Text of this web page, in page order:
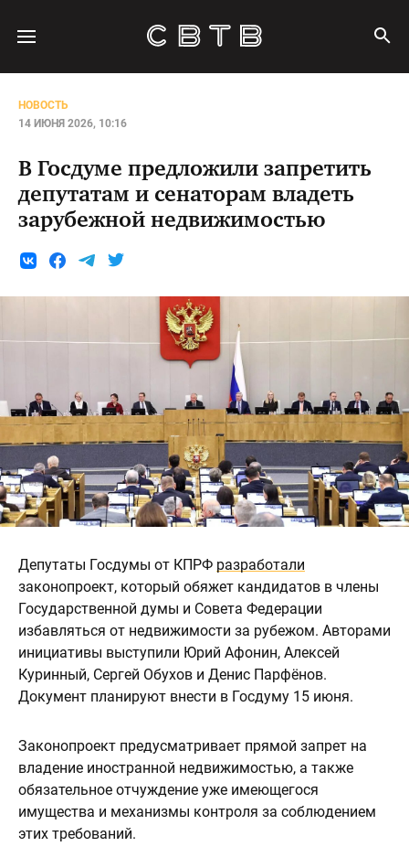
НОВОСТЬ
14 ИЮНЯ 2026, 10:16
В Госдуме предложили запретить
депутатам и сенаторам владеть
зарубежной недвижимостью
Депутаты Госдумы от КПРФ разработали
законопроект, который обяжет кандидатов в члены
Государственной думы и Совета Федерации
избавляться от недвижимости за рубежом. Авторами
инициативы выступили Юрий Афонин, Алексей
Куринный, Сергей Обухов и Денис Парфёнов.
Документ планируют внести в Госдуму 15 июня.
Законопроект предусматривает прямой запрет на
владение иностранной недвижимостью, а также
обязательное отчуждение уже имеющегося
имущества и механизмы контроля за соблюдением
этих требований.